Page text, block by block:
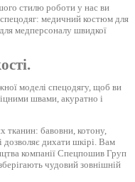
стилю роботи у нас ви
медичний костюм для
медперсоналу швидкої
моделі спецодягу, щоб ви
швами, акуратно і
тканин: бавовни, котону,
дозволяє дихати шкірі. Вам
компанії Спецпошив Груп
чудовий зовнішній